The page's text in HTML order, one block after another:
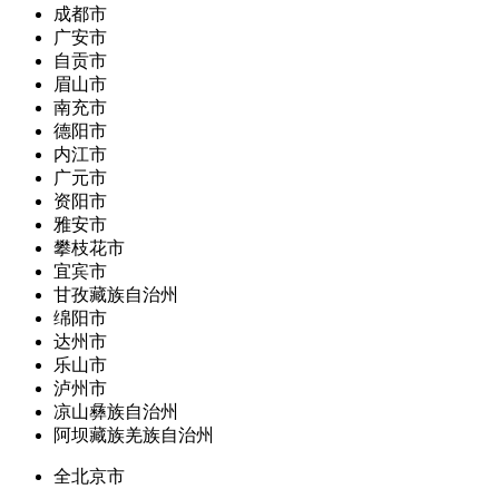
成都市
广安市
自贡市
眉山市
南充市
德阳市
内江市
广元市
资阳市
雅安市
攀枝花市
宜宾市
甘孜藏族自治州
绵阳市
达州市
乐山市
泸州市
凉山彝族自治州
阿坝藏族羌族自治州
全北京市